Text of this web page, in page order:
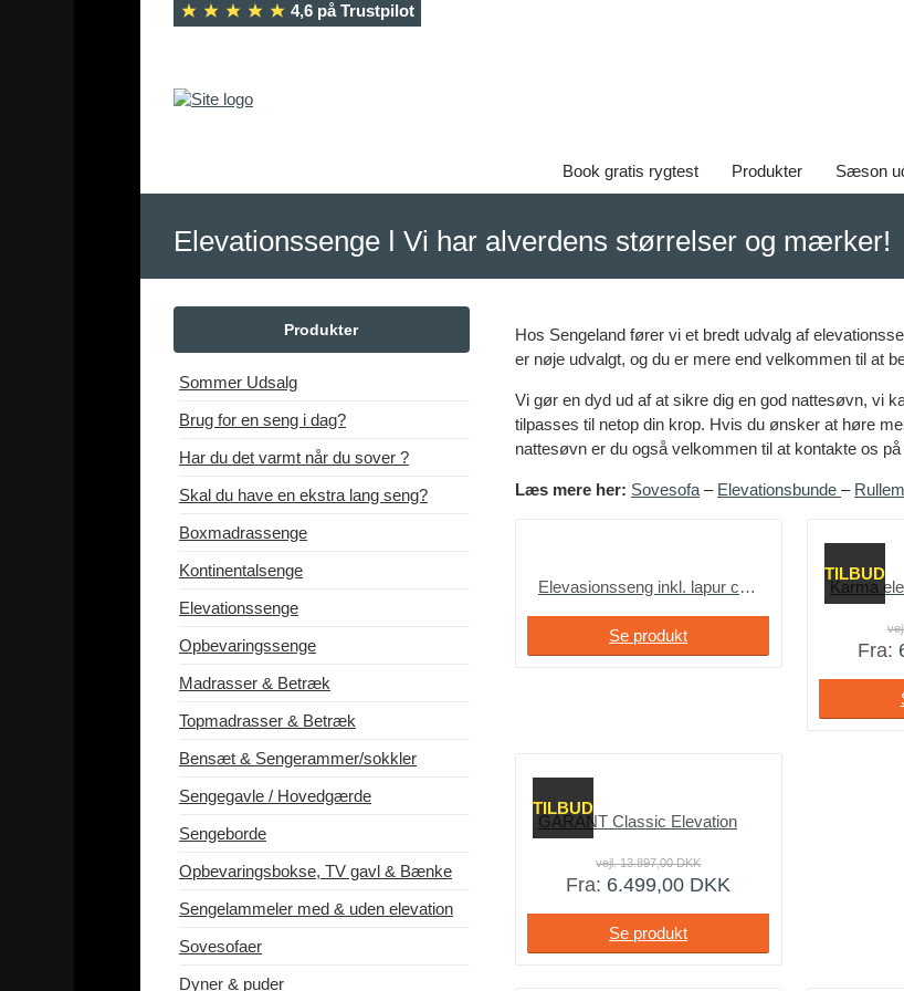
4,6 på Trustpilot
Book gratis rygtest Produkter Sæson
Elevationssenge ǀ Vi har alverdens størrelser og mærker!
Produkter
Sommer Udsalg
Brug for en seng i dag?
Har du det varmt når du sover ?
Skal du have en ekstra lang seng?
Boxmadrassenge
Kontinentalsenge
Elevationssenge
Opbevaringssenge
Madrasser & Betræk
Topmadrasser & Betræk
Bensæt & Sengerammer/sokkler
Sengegavle / Hovedgærde
Sengeborde
Opbevaringsbokse, TV gavl & Bænke
Sengelammeler med & uden elevation
Sovesofaer
Dyner & puder
Hos Sengeland fører vi et bredt udvalg af
er nøje udvalgt, og du er mere end velkommen til at
Vi gør en dyd ud af at sikre dig en god nattesøvn, vi
tilpasses til netop din krop. Hvis du ønsker at høre
nattesøvn er du også velkommen til at kontakte os på
Læs mere her: Sovesofa – Elevationsbunde –
Elevasionsseng inkl. lapur comfort 20 madras
Se produkt
TILBUD
Fra:
TILBUD
GARANT Classic Elevation
vejl.13.897,00DKK
Fra: 6.499,00 DKK
Se produkt